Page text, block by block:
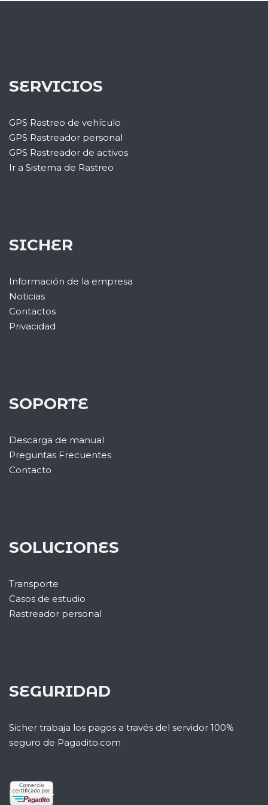
SERVICIOS
GPS Rastreo de vehículo
GPS Rastreador personal
GPS Rastreador de activos
Ir a Sistema de Rastreo
SICHER
Información de la empresa
Noticias
Contactos
Privacidad
SOPORTE
Descarga de manual
Preguntas Frecuentes
Contacto
SOLUCIONES
Transporte
Casos de estudio
Rastreador personal
SEGURIDAD
Sicher trabaja los pagos a través del servidor 100%
seguro de Pagadito.com